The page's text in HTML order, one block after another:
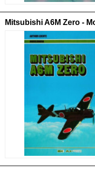
Mitsubishi A6M Zero -